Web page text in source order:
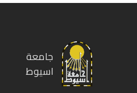
جامعة
اسيوط